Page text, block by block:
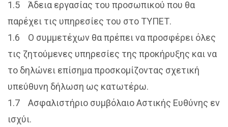
1.5 Άδεια εργασίας του προσωπικού που θα
παρέχει τις υπηρεσίες του στο ΤΥΠΕΤ.
1.6 Ο συμμετέχων θα πρέπει να προσφέρει όλες
τις ζητούμενες υπηρεσίες της προκήρυξης και να
το δηλώνει επίσημα προσκομίζοντας σχετική
υπεύθυνη δήλωση ως κατωτέρω.
1.7 Ασφαλιστήριο συμβόλαιο Αστικής Ευθύνης εν
ισχύι.